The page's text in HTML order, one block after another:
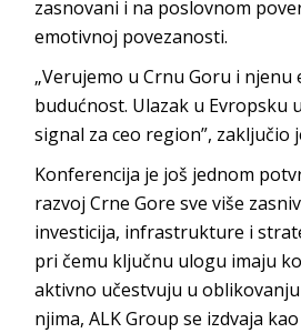
zasnovani i na poslovnom
emotivnoj povezanosti.
„Verujemo u Crnu Goru i njenu
budućnost. Ulazak u Evropsku
signal za ceo region”, zaključio
Konferencija je još jednom
razvoj Crne Gore sve više
investicija, infrastrukture i
pri čemu ključnu ulogu imaju
aktivno učestvuju u
njima, ALK Group se izdvaja